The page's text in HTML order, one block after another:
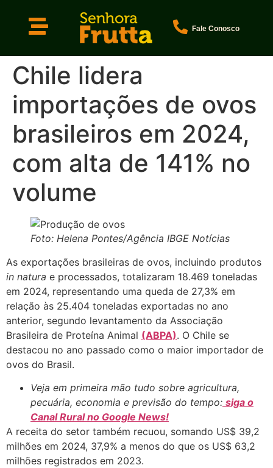
Fale Conosco
Chile lidera
importações de ovos
brasileiros em 2024,
com alta de 141% no
volume
Foto: Helena Pontes/Agência IBGE Notícias
As exportações brasileiras de ovos, incluindo produtos
in natura e processados, totalizaram 18.469 toneladas
em 2024, representando uma queda de 27,3% em
relação às 25.404 toneladas exportadas no ano
anterior, segundo levantamento da Associação
Brasileira de Proteína Animal (ABPA). O Chile se
destacou no ano passado como o maior importador de
ovos do Brasil.
Veja em primeira mão tudo sobre agricultura,
pecuária, economia e previsão do tempo: siga o
Canal Rural no Google News!
A receita do setor também recuou, somando US$ 39,2
milhões em 2024, 37,9% a menos do que os US$ 63,2
milhões registrados em 2023.